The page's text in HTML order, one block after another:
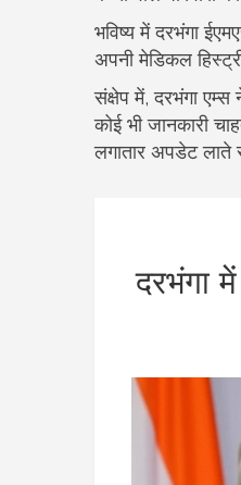
भविष्य में दरभंगा
अपनी मेडिकल
संक्षेप में, दरभंगा
कोई भी जानकारी
लगातार अपडेट लाते
दरभंगा